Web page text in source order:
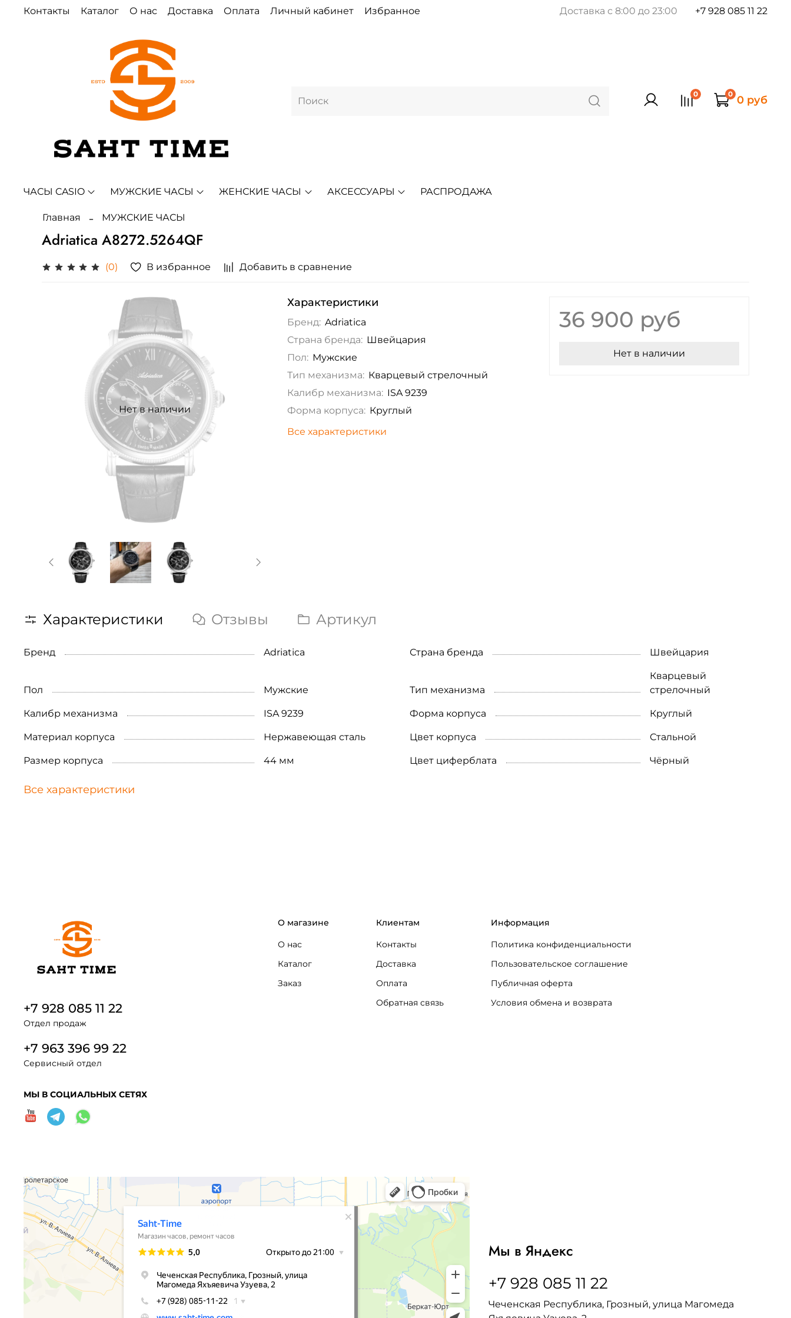
Контакты Каталог О нас Доставка Оплата Личный кабинет Избранное Доставка с 8:00 до 23:00 +7 928 085 11 22
0 0 0 руб
ЧАСЫ CASIO МУЖСКИЕ ЧАСЫ ЖЕНСКИЕ ЧАСЫ АКСЕССУАРЫ РАСПРОДАЖА
Главная МУЖСКИЕ ЧАСЫ
Adriatica A8272.5264QF
(0) В избранное Добавить в сравнение
Нет в наличии
Характеристики
Бренд: Adriatica
Страна бренда: Швейцария
Пол: Мужские
Тип механизма: Кварцевый стрелочный
Калибр механизма: ISA 9239
Форма корпуса: Круглый
Все характеристики
36 900 руб
Нет в наличии
Характеристики Отзывы Артикул
Бренд Adriatica Страна бренда Швейцария
Пол Мужские Тип механизма
Кварцевый
стрелочный
Калибр механизма ISA 9239 Форма корпуса Круглый
Материал корпуса Нержавеющая сталь Цвет корпуса Стальной
Размер корпуса 44 мм Цвет циферблата Чёрный
Все характеристики
О магазине
О нас
Каталог
Заказ
Клиентам
Контакты
Доставка
Оплата
Обратная связь
Информация
Политика конфиденциальности
Пользовательское соглашение
Публичная оферта
Условия обмена и возврата
+7 928 085 11 22
Отдел продаж
+7 963 396 99 22
Сервисный отдел
МЫ В СОЦИАЛЬНЫХ СЕТЯХ
Мы в Яндекс
+7 928 085 11 22
Чеченская Республика, Грозный, улица Магомеда